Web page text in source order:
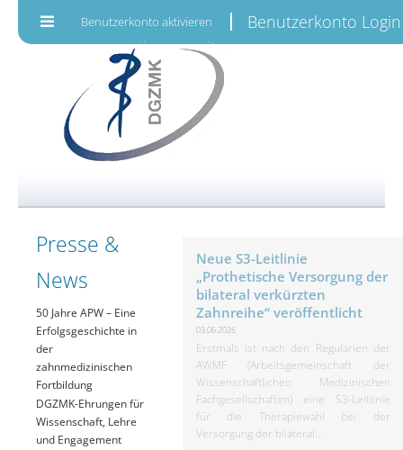
Benutzerkonto aktivieren Benutzerkonto Login
Presse &
News
50 Jahre APW – Eine
Erfolgsgeschichte in
der
zahnmedizinischen
Fortbildung
DGZMK-Ehrungen für
Wissenschaft, Lehre
und Engagement
Neue S3-Leitlinie
„Prothetische Versorgung der
bilateral verkürzten
Zahnreihe“ veröffentlicht
03.06.2026
Erstmals ist nach den Regularien der
AWMF (Arbeitsgemeinschaft der
Wissenschaftlichen Medizinischen
Fachgesellschaften) eine S3-Leitlinie
für die Therapiewahl bei der
Versorgung der bilateral...